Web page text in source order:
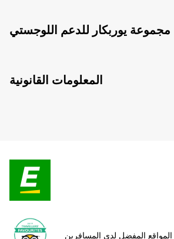
مجموعة يوربكار للدعم اللوجستي
المعلومات القانونية
المواقع المفضل لدى المسافرين